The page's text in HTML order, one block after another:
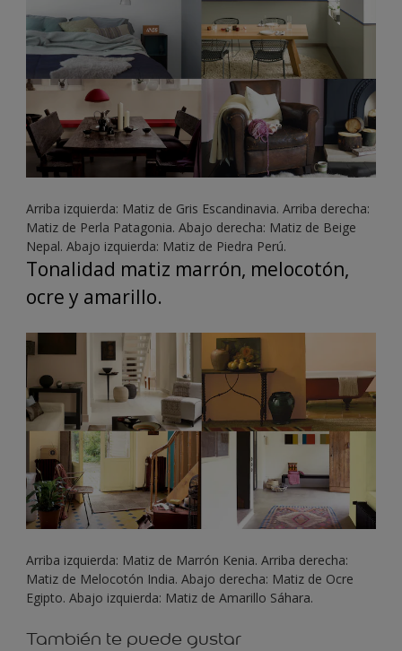
Arriba izquierda: Matiz de Gris Escandinavia. Arriba derecha:
Matiz de Perla Patagonia. Abajo derecha: Matiz de Beige
Nepal. Abajo izquierda: Matiz de Piedra Perú.
Tonalidad matiz marrón, melocotón,
ocre y amarillo.
Arriba izquierda: Matiz de Marrón Kenia. Arriba derecha:
Matiz de Melocotón India. Abajo derecha: Matiz de Ocre
Egipto. Abajo izquierda: Matiz de Amarillo Sáhara.
También te puede gustar